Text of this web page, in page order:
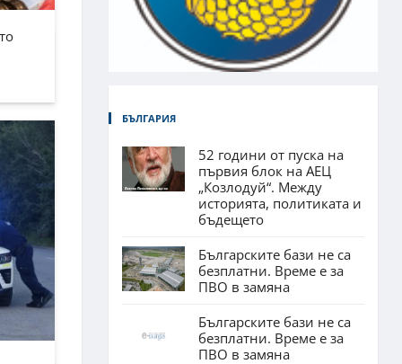
БЪЛГАРИЯ
52 години от пуска на
първия блок на АЕЦ
„Козлодуй“. Между
историята, политиката и
бъдещето
Българските бази не са
безплатни. Време е за
ПВО в замяна
Българските бази не са
безплатни. Време е за
ПВО в замяна